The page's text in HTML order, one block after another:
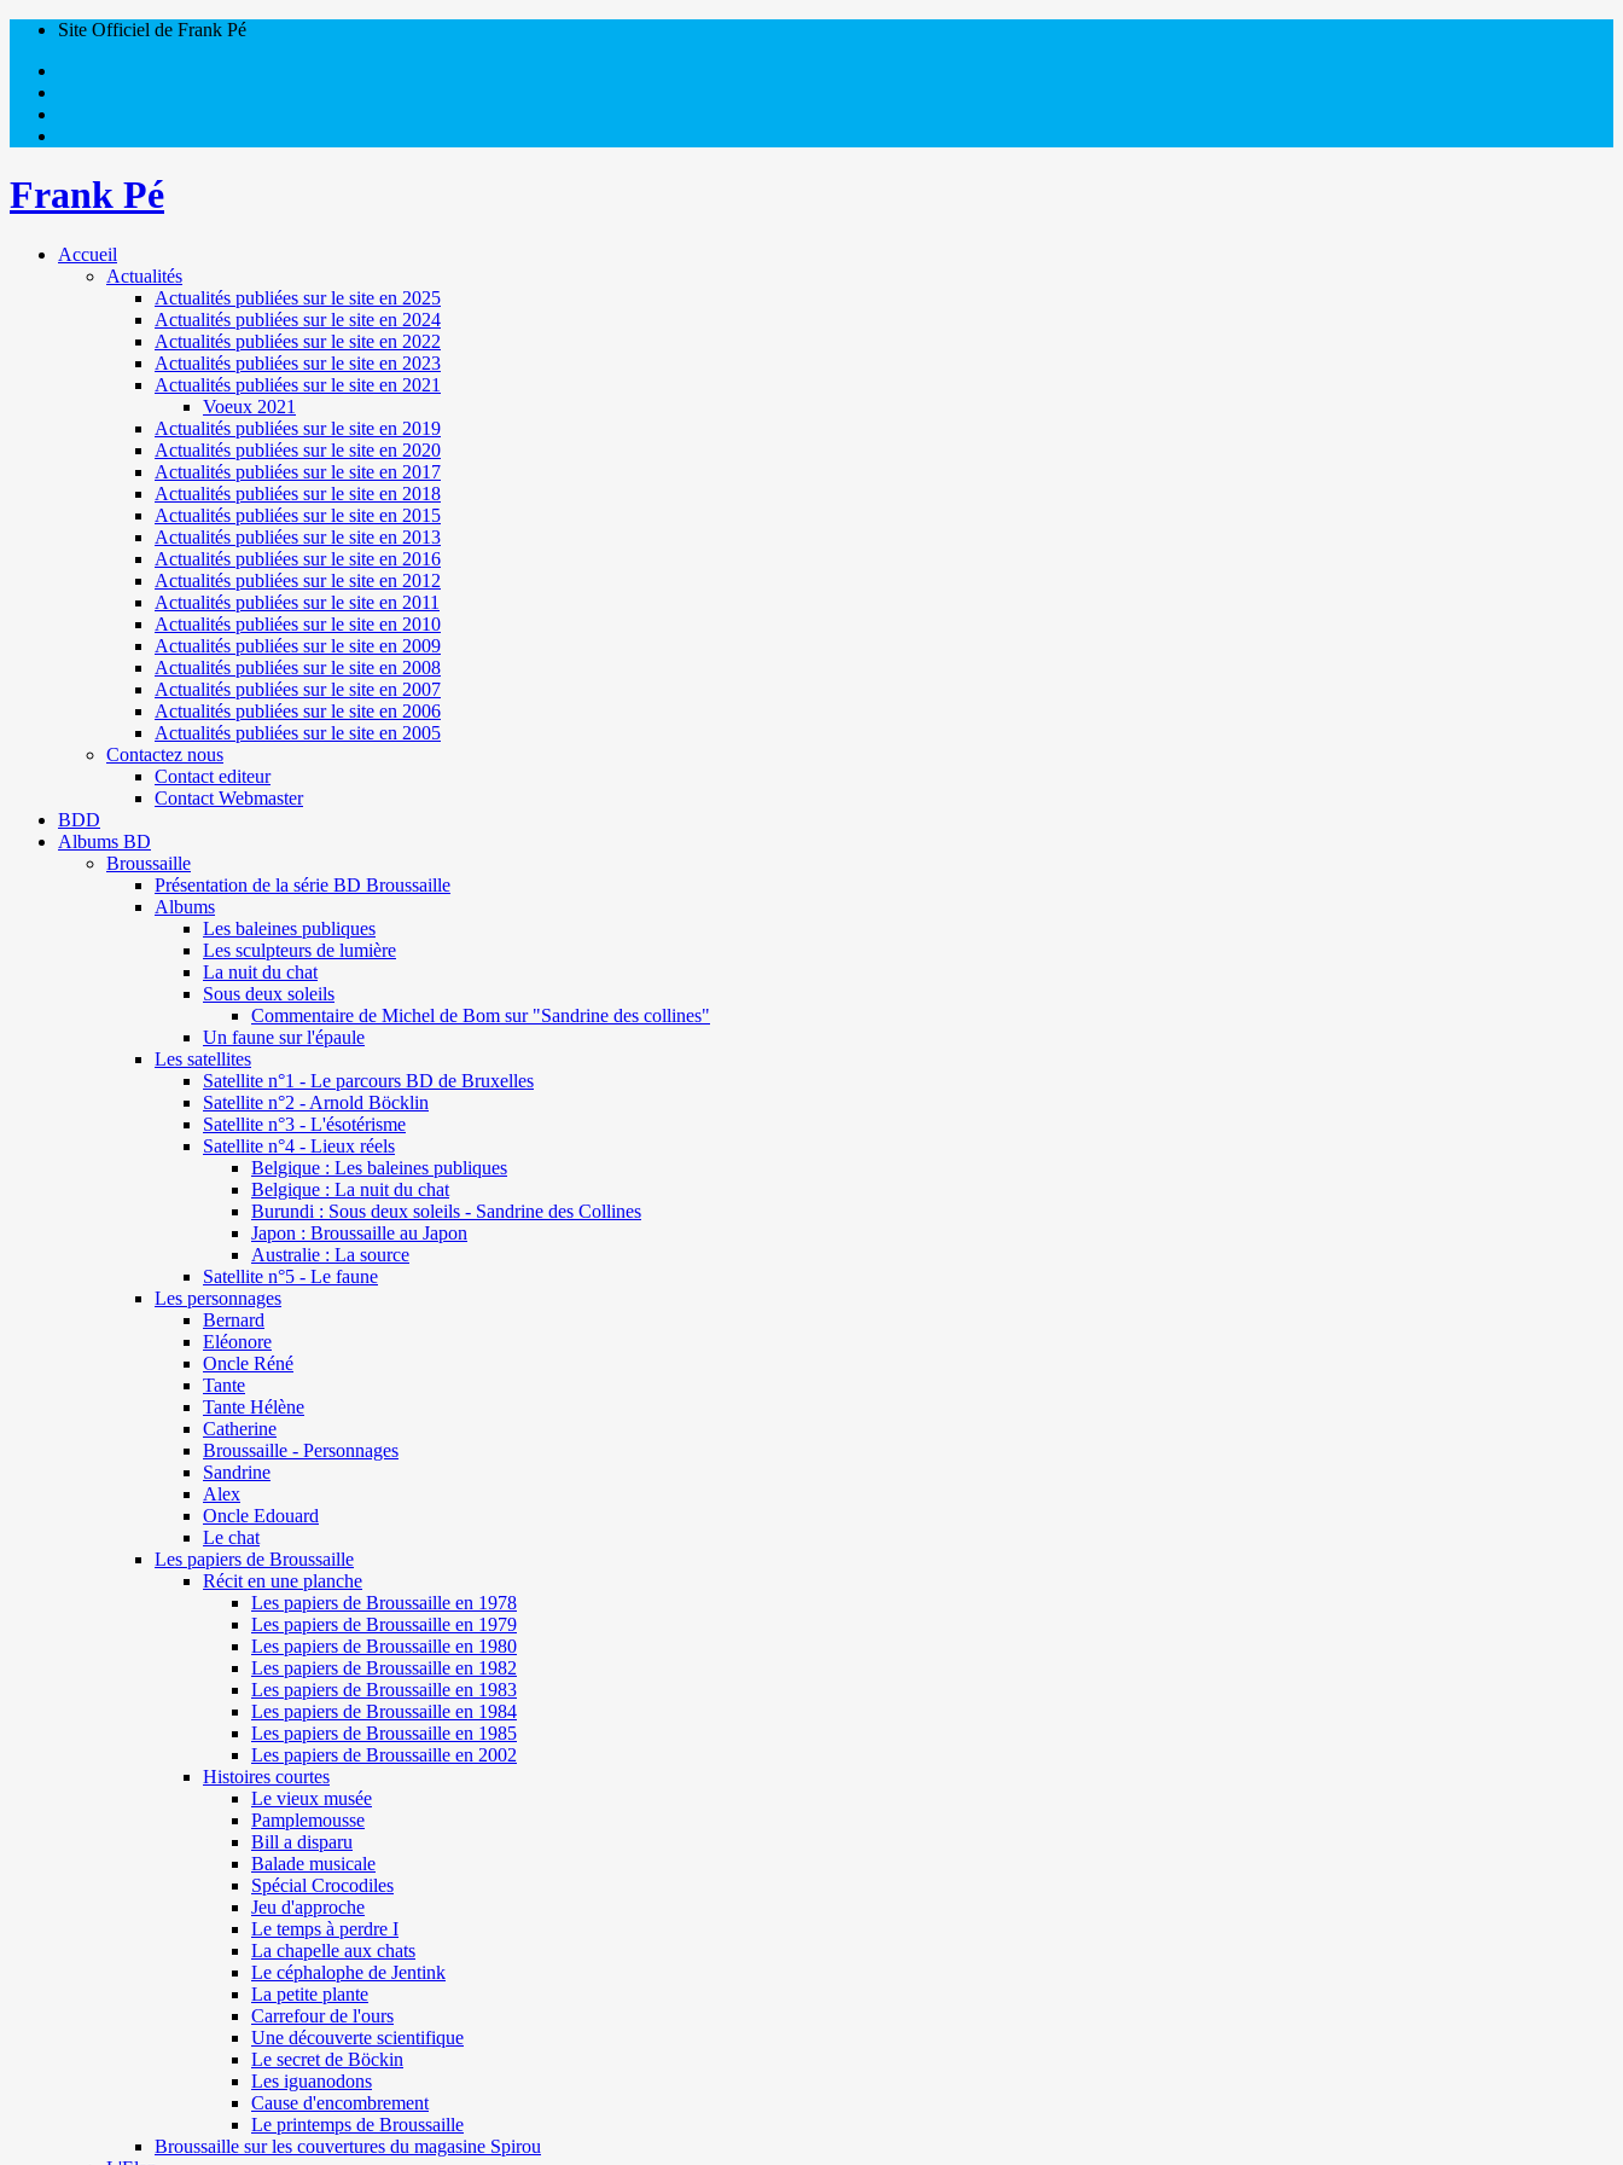
Site Officiel de Frank Pé
Frank Pé
Accueil
Actualités
Actualités publiées sur le site en 2025
Actualités publiées sur le site en 2024
Actualités publiées sur le site en 2022
Actualités publiées sur le site en 2023
Actualités publiées sur le site en 2021
Voeux 2021
Actualités publiées sur le site en 2019
Actualités publiées sur le site en 2020
Actualités publiées sur le site en 2017
Actualités publiées sur le site en 2018
Actualités publiées sur le site en 2015
Actualités publiées sur le site en 2013
Actualités publiées sur le site en 2016
Actualités publiées sur le site en 2012
Actualités publiées sur le site en 2011
Actualités publiées sur le site en 2010
Actualités publiées sur le site en 2009
Actualités publiées sur le site en 2008
Actualités publiées sur le site en 2007
Actualités publiées sur le site en 2006
Actualités publiées sur le site en 2005
Contactez nous
Contact editeur
Contact Webmaster
BDD
Albums BD
Broussaille
Présentation de la série BD Broussaille
Albums
Les baleines publiques
Les sculpteurs de lumière
La nuit du chat
Sous deux soleils
Commentaire de Michel de Bom sur "Sandrine des collines"
Un faune sur l'épaule
Les satellites
Satellite n°1 - Le parcours BD de Bruxelles
Satellite n°2 - Arnold Böcklin
Satellite n°3 - L'ésotérisme
Satellite n°4 - Lieux réels
Belgique : Les baleines publiques
Belgique : La nuit du chat
Burundi : Sous deux soleils - Sandrine des Collines
Japon : Broussaille au Japon
Australie : La source
Satellite n°5 - Le faune
Les personnages
Bernard
Eléonore
Oncle Réné
Tante
Tante Hélène
Catherine
Broussaille - Personnages
Sandrine
Alex
Oncle Edouard
Le chat
Les papiers de Broussaille
Récit en une planche
Les papiers de Broussaille en 1978
Les papiers de Broussaille en 1979
Les papiers de Broussaille en 1980
Les papiers de Broussaille en 1982
Les papiers de Broussaille en 1983
Les papiers de Broussaille en 1984
Les papiers de Broussaille en 1985
Les papiers de Broussaille en 2002
Histoires courtes
Le vieux musée
Pamplemousse
Bill a disparu
Balade musicale
Spécial Crocodiles
Jeu d'approche
Le temps à perdre I
La chapelle aux chats
Le céphalophe de Jentink
La petite plante
Carrefour de l'ours
Une découverte scientifique
Le secret de Böckin
Les iguanodons
Cause d'encombrement
Le printemps de Broussaille
Broussaille sur les couvertures du magasine Spirou